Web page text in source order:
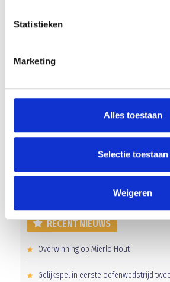
Statistieken
Marketing
Alles toestaan
Selectie toestaan
Weigeren
Mededeling Ledenadministratie
Blauw Geel’38 JO12-1
RECENT NIEUWS
Overwinning op Mierlo Hout
Gelijkspel in eerste oefenwedstrijd